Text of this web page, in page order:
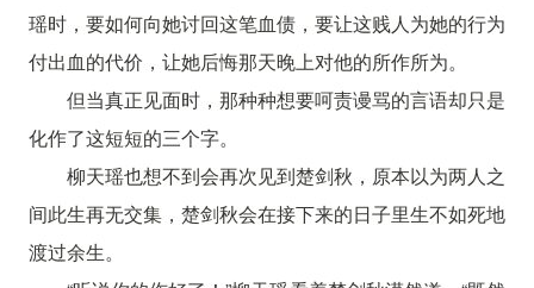
瑶时，要如何向她讨回这笔血债，要让这贱人为她的行为
付出血的代价，让她后悔那天晚上对他的所作所为。
但当真正见面时，那种种想要呵责谩骂的言语却只是
化作了这短短的三个字。
柳天瑶也想不到会再次见到楚剑秋，原本以为两人之
间此生再无交集，楚剑秋会在接下来的日子里生不如死地
渡过余生。